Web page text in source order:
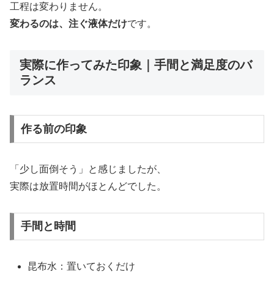
工程は変わりません。
変わるのは、注ぐ液体だけです。
実際に作ってみた印象｜手間と満足度のバ
ランス
作る前の印象
「少し面倒そう」と感じましたが、
実際は放置時間がほとんどでした。
手間と時間
昆布水：置いておくだけ